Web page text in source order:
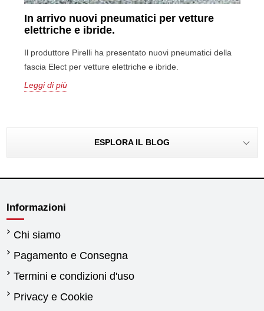
In arrivo nuovi pneumatici per vetture
elettriche e ibride.
Il produttore Pirelli ha presentato nuovi pneumatici della
fascia Elect per vetture elettriche e ibride.
Leggi di più
ESPLORA IL BLOG
Informazioni
Chi siamo
Pagamento e Consegna
Termini e condizioni d'uso
Privacy e Cookie